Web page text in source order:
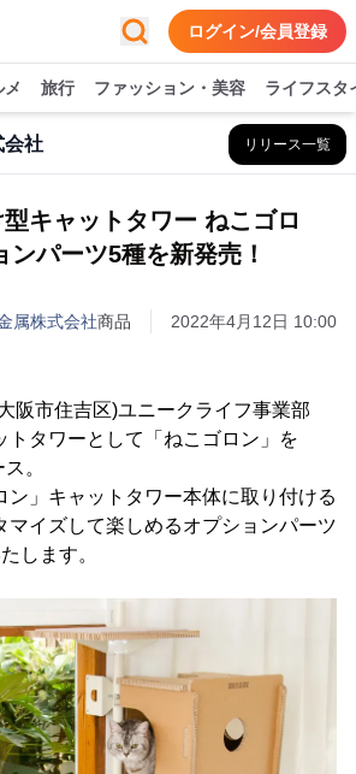
ログイン/会員登録
メ 旅行 ファッション・美容 ライフスタ
会社 リリース一覧
型キャットタワー ねこゴロ
パーツ5種を新発売！
属株式会社商品 2022年4月12日 10:00
阪市住吉区)ユニークライフ事業部
トタワーとして「ねこゴロン」を
。
ン」キャットタワー本体に取り付ける
マイズして楽しめるオプションパーツ
します。